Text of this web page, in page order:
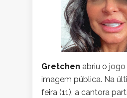
Gretchen abriu o
imagem pública. Na
feira (11), a cantora